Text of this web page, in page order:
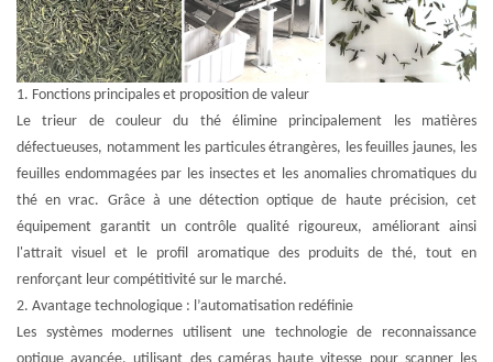
1. Fonctions principales et proposition de valeur
Le trieur de couleur du thé élimine principalement les matières
défectueuses, notamment les particules étrangères, les feuilles jaunes, les
feuilles endommagées par les insectes et les anomalies chromatiques du
thé en vrac. Grâce à une détection optique de haute précision, cet
équipement garantit un contrôle qualité rigoureux, améliorant ainsi
l'attrait visuel et le profil aromatique des produits de thé, tout en
renforçant leur compétitivité sur le marché.
2. Avantage technologique : l’automatisation redéfinie
Les systèmes modernes utilisent une technologie de reconnaissance